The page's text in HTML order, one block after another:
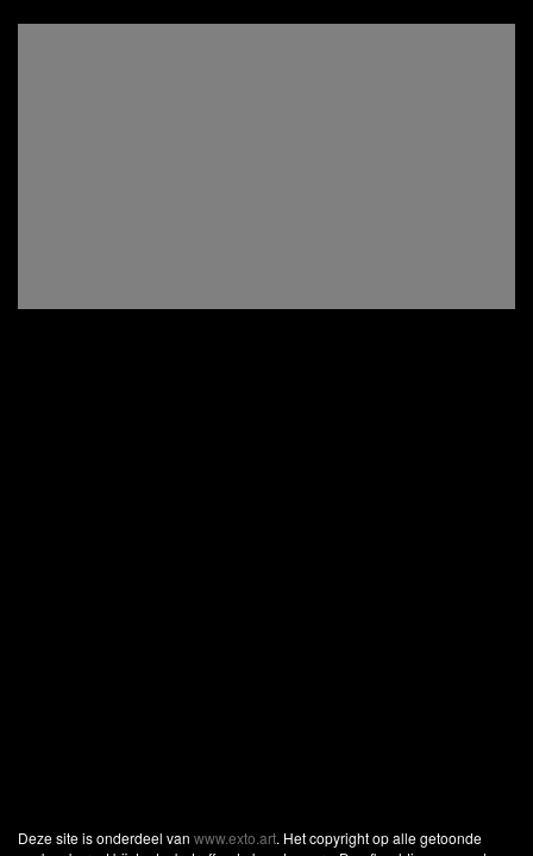
Deze site is onderdeel van www.exto.art. Het copyright op alle getoonde